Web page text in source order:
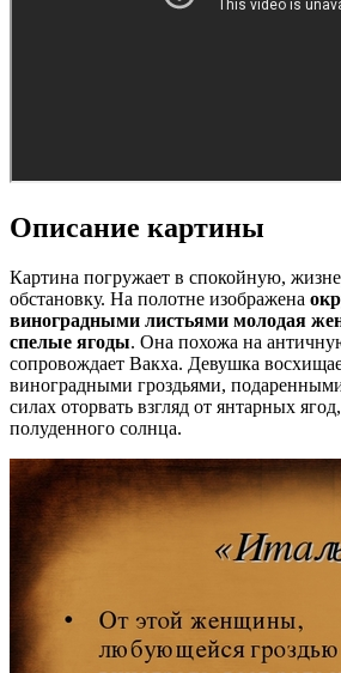
Описание картины
Картина погружает в спокойную,
обстановку. На полотне изображена
виноградными листьями молодая
спелые ягоды. Она похожа на
сопровождает Вакха. Девушка
виноградными гроздьями,
силах оторвать взгляд от янтарных
полуденного солнца.